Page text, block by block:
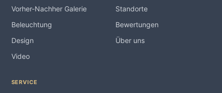
Vorher-Nachher Galerie
Beleuchtung
Design
Video
Standorte
Bewertungen
Über uns
SERVICE